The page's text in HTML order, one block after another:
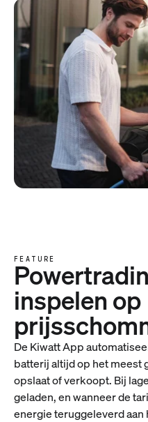
FEATURE
inspelen op
De Kiwatt App
batterij altijd op het meest
opslaat of verkoopt. Bij
geladen, en wanneer de
energie teruggeleverd aan